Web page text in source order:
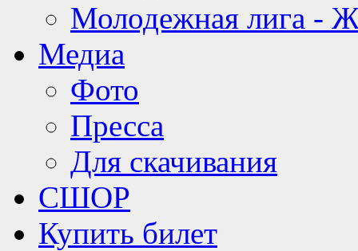
Молодежная лига -
Медиа
Фото
Пресса
Для скачивания
СШОР
Купить билет